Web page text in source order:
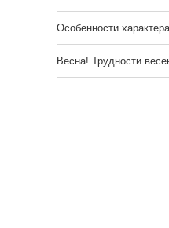
Особенности
Весна! Трудности